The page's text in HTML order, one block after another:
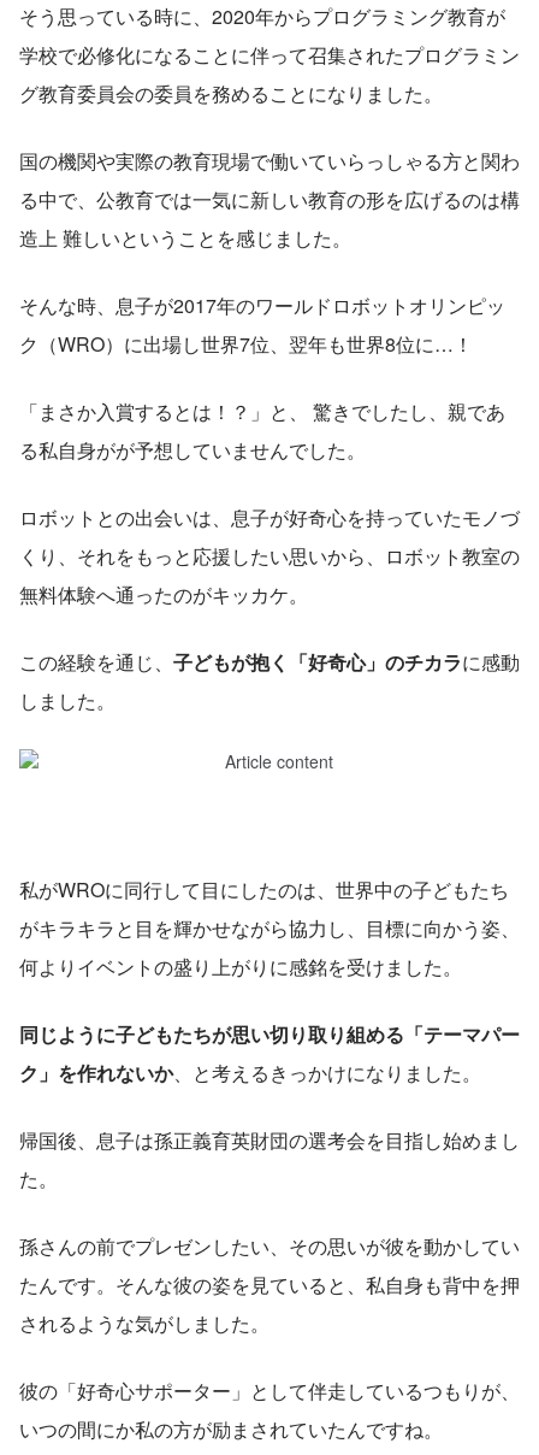
そう思っている時に、2020年からプログラミング教育が
学校で必修化になることに伴って召集されたプログラミン
グ教育委員会の委員を務めることになりました。
国の機関や実際の教育現場で働いていらっしゃる方と関わ
る中で、公教育では一気に新しい教育の形を広げるのは構
造上 難しいということを感じました。
そんな時、息子が2017年のワールドロボットオリンピッ
ク（WRO）に出場し世界7位、翌年も世界8位に…！
「まさか入賞するとは！？」と、 驚きでしたし、親であ
る私自身がが予想していませんでした。
ロボットとの出会いは、息子が好奇心を持っていたモノづ
くり、それをもっと応援したい思いから、ロボット教室の
無料体験へ通ったのがキッカケ。
この経験を通じ、 子どもが抱く「好奇心」のチカラに感動
しました。
私がWROに同行して目にしたのは、世界中の子どもたち
がキラキラと目を輝かせながら協力し、目標に向かう姿、
何よりイベントの盛り上がりに感銘を受けました。
同じように子どもたちが思い切り取り組める「テーマパー
ク」を作れないか、と考えるきっかけになりました。
帰国後、息子は孫正義育英財団の選考会を目指し始めまし
た。
孫さんの前でプレゼンしたい、その思いが彼を動かしてい
たんです。そんな彼の姿を見ていると、私自身も背中を押
されるような気がしました。
彼の「好奇心サポーター」として伴走しているつもりが、
いつの間にか私の方が励まされていたんですね。